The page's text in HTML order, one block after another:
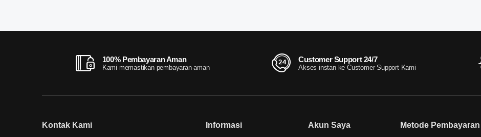
100% Pembayaran Aman
Kami memastikan pembayaran aman
Customer Support 24/7
Akses instan ke Customer Support Kami
Kontak Kami Informasi Akun Saya Metode Pembayaran